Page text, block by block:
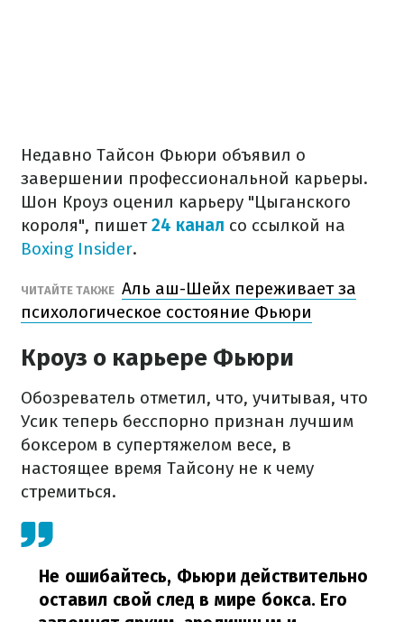
Недавно Тайсон Фьюри объявил о
завершении профессиональной карьеры.
Шон Кроуз оценил карьеру "Цыганского
короля", пишет24 канал со ссылкой на
Boxing Insider.
ЧИТАЙТЕ ТАКЖЕ Аль аш-Шейх переживает за
психологическое состояние Фьюри
Кроуз о карьере Фьюри
Обозреватель отметил, что, учитывая, что
Усик теперь бесспорно признан лучшим
боксером в супертяжелом весе, в
настоящее время Тайсону не к чему
стремиться.
Не ошибайтесь, Фьюри действительно
оставил свой след в мире бокса. Его